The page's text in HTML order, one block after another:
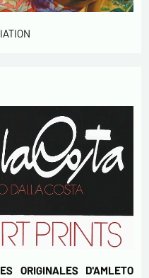
de recevoir des
ORIGINALES D'AMLETO